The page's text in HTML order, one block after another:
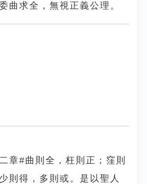
曲求全，無視正義公理。
章#曲則全，枉則正；窪則
則得，多則或。是以聖人